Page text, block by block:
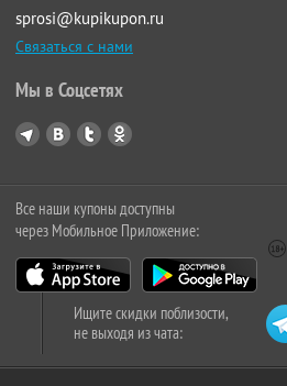
sprosi@kupikupon.ru
Связаться с нами
Мы в Соцсетях
Все наши купоны доступны
через Мобильное Приложение:
Ищите скидки поблизости,
не выходя из чата: